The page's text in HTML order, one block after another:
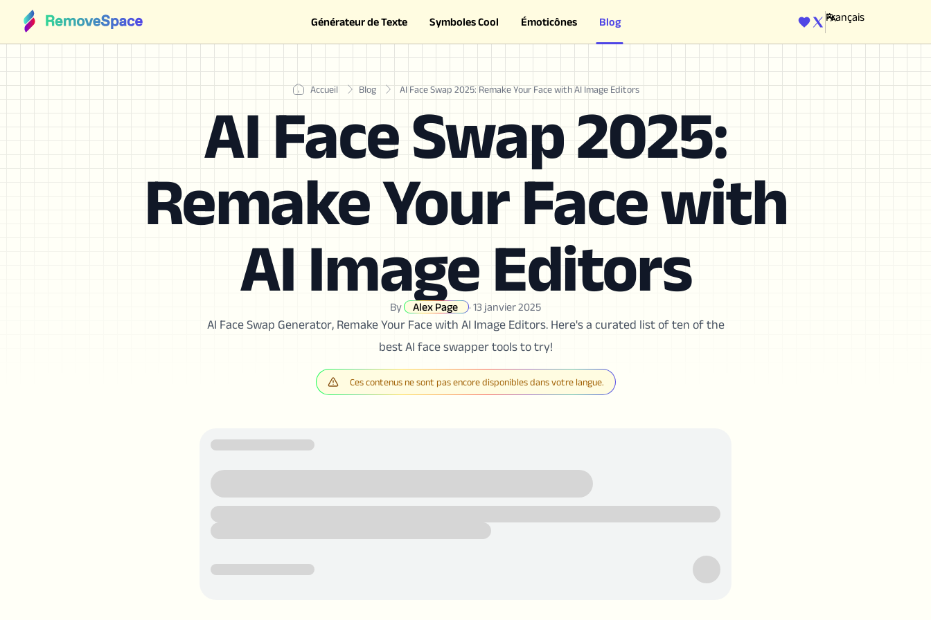
Générateur de Texte Symboles Cool Émoticônes Blog ENGINE
Accueil Blog AI Face Swap 2025: Remake Your Face with AI Image Editors
AI Face Swap 2025:
Remake Your Face with
AI Image Editors
By Alex Page · 13 janvier 2025
AI Face Swap Generator, Remake Your Face with AI Image Editors. Here's a curated list of ten of the
best AI face swapper tools to try!
Ces contenus ne sont pas encore disponibles dans votre langue.